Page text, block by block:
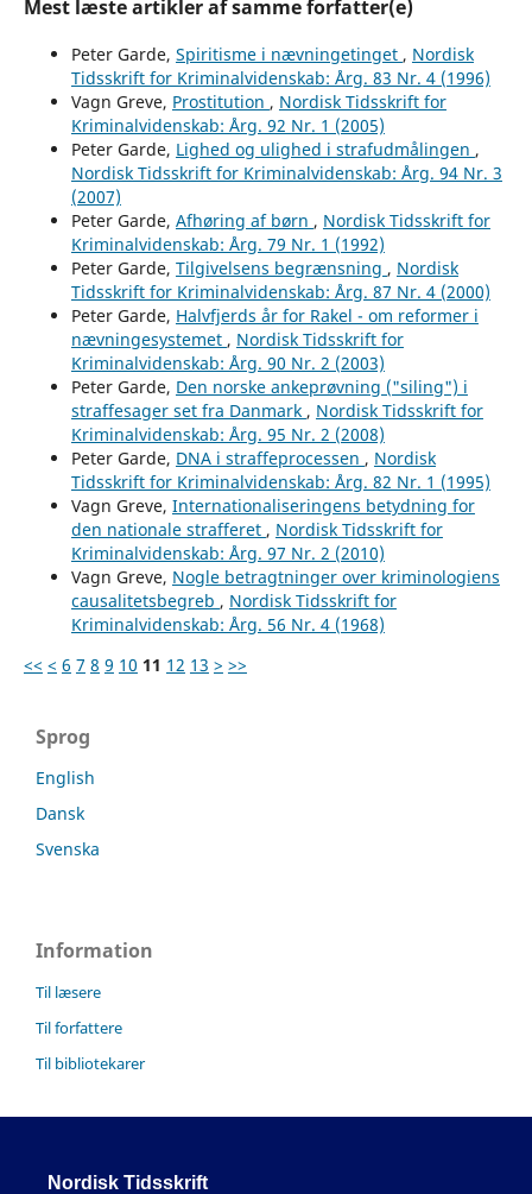
Mest læste artikler af samme forfatter(e)
Peter Garde, Spiritisme i nævningetinget , Nordisk
Tidsskrift for Kriminalvidenskab: Årg. 83 Nr. 4 (1996)
Vagn Greve, Prostitution , Nordisk Tidsskrift for
Kriminalvidenskab: Årg. 92 Nr. 1 (2005)
Peter Garde, Lighed og ulighed i strafudmålingen ,
Nordisk Tidsskrift for Kriminalvidenskab: Årg. 94 Nr. 3
(2007)
Peter Garde, Afhøring af børn , Nordisk Tidsskrift for
Kriminalvidenskab: Årg. 79 Nr. 1 (1992)
Peter Garde, Tilgivelsens begrænsning , Nordisk
Tidsskrift for Kriminalvidenskab: Årg. 87 Nr. 4 (2000)
Peter Garde, Halvfjerds år for Rakel - om reformer i
nævningesystemet , Nordisk Tidsskrift for
Kriminalvidenskab: Årg. 90 Nr. 2 (2003)
Peter Garde, Den norske ankeprøvning ("siling") i
straffesager set fra Danmark , Nordisk Tidsskrift for
Kriminalvidenskab: Årg. 95 Nr. 2 (2008)
Peter Garde, DNA i straffeprocessen , Nordisk
Tidsskrift for Kriminalvidenskab: Årg. 82 Nr. 1 (1995)
Vagn Greve, Internationaliseringens betydning for
den nationale strafferet , Nordisk Tidsskrift for
Kriminalvidenskab: Årg. 97 Nr. 2 (2010)
Vagn Greve, Nogle betragtninger over kriminologiens
causalitetsbegreb , Nordisk Tidsskrift for
Kriminalvidenskab: Årg. 56 Nr. 4 (1968)
<< < 6 7 8 9 10 11 12 13 > >>
Sprog
English
Dansk
Svenska
Information
Til læsere
Til forfattere
Til bibliotekarer
Nordisk Tidsskrift